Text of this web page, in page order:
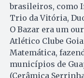
brasileiros, como
Trio da Vitória,
O Bazar era um
Atlético Clube
Matemática,
municípios de
(Cerâmica